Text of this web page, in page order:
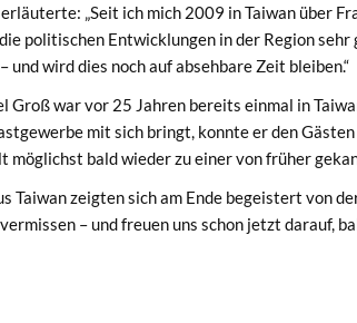
„Seit ich mich 2009 in Tai­wan über
poli­tis­chen Entwick­lun­gen in der Region
und wird dies noch auf abse­hbare Zeit bleiben.“
Groß war vor 25 Jahren bere­its ein­mal in
mit sich bringt, kon­nte er den
möglichst bald wieder zu ein­er von früher
Tai­wan zeigten sich am Ende begeis­tert von
– und freuen uns schon jet­zt darauf,